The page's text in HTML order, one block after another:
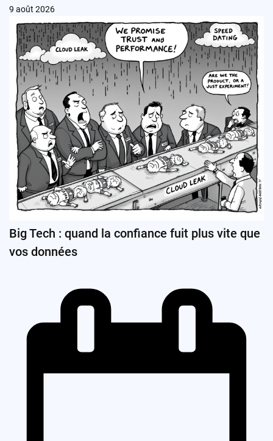
9 août 2026
Big Tech : quand la confiance fuit plus vite que
vos données